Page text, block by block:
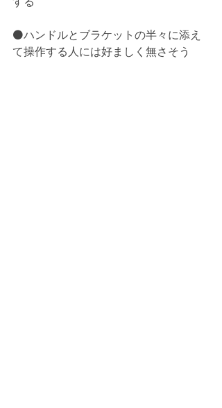
⚫️ハンドルとブラケットの半々に添え
て操作する人には好ましく無さそう